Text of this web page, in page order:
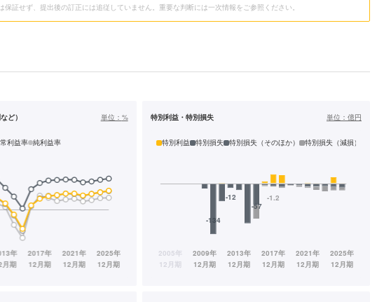
証せず、提出後の訂正には追従していません。重要な判断には一次情報をご参照ください。
ど） 単位： %
利益率 純利益率
特別利益・特別損失 単位： 億円
特別利益 特別損失 特別損失（そのほか） 特別損失（減損）